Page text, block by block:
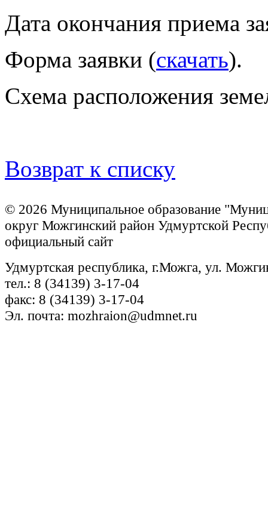
Дата окончания приема
Форма заявки (скачать).
Схема расположения
Возврат к списку
© 2026 Муниципальное образование
округ Можгинский район Удмуртской
официальный сайт
Удмуртская республика, г.Можга, ул.
тел.: 8 (34139) 3-17-04
факс: 8 (34139) 3-17-04
Эл. почта: mozhraion@udmnet.ru